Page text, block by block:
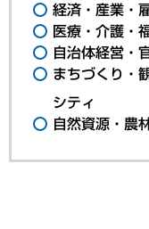
経済・産業・
医療・介護・
自治体経営・
まちづくり・
シティ
自然資源・農